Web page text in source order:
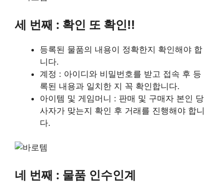
세 번째 : 확인 또 확인!!
등록된 물품의 내용이 정확한지 확인해야 합
니다.
계정 : 아이디와 비밀번호를 받고 접속 후 등
록된 내용과 일치한 지 꼭 확인합니다.
아이템 및 게임머니 : 판매 및 구매자 본인 당
사자가 맞는지 확인 후 거래를 진행해야 합니
다.
네 번째 : 물품 인수인계